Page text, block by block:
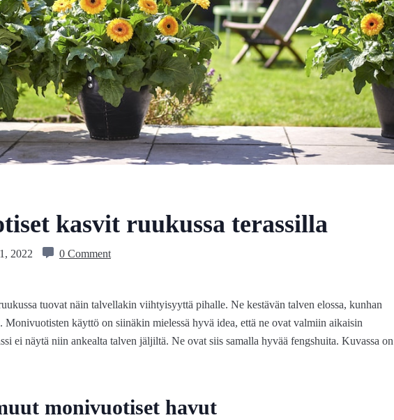
kasvit ruukussa terassilla
2022 0 Comment
tuovat näin talvellakin viihtyisyyttä pihalle. Ne kestävän talven elossa, kunhan
Monivuotisten käyttö on siinäkin mielessä hyvä idea, että ne ovat valmiin aikaisin
ei näytä niin ankealta talven jäljiltä. Ne ovat siis samalla hyvää fengshuita. Kuvassa on
monivuotiset havut